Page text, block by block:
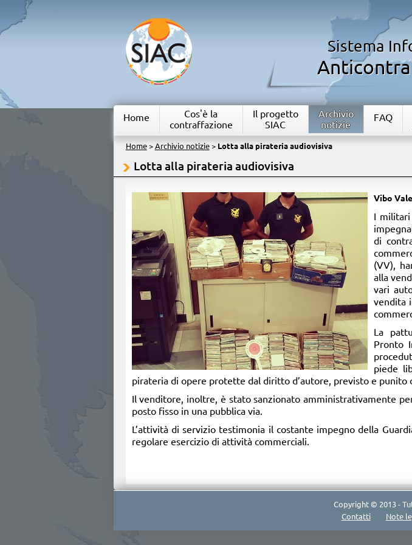
Sistema
Home
Cos'è la
contraffazione
Il progetto
SIAC
Archivio
notizie
FAQ
Home> Archivio notizie> Lotta alla pirateria audiovisiva
Lotta alla pirateria audiovisiva
Vibo
​I militari
di
(VV),
alla
vari
vendita
La
Pronto
piede
pirateria di opere protette dal diritto d’autore, previsto e punito
Il venditore, inoltre, è stato sanzionato amministrativamente
posto fisso in una pubblica via.
L’attività di servizio testimonia il costante impegno della
regolare esercizio di attività commerciali.
Copyright © 2013 -
Contatti
Note